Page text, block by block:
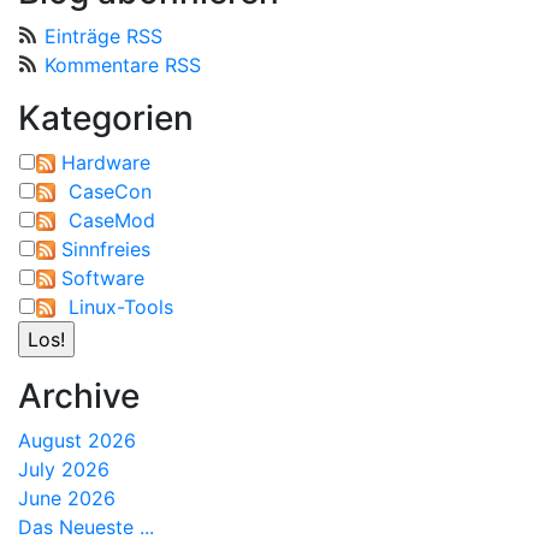
Einträge RSS
Kommentare RSS
Kategorien
Hardware
CaseCon
CaseMod
Sinnfreies
Software
Linux-Tools
Archive
August 2026
July 2026
June 2026
Das Neueste ...